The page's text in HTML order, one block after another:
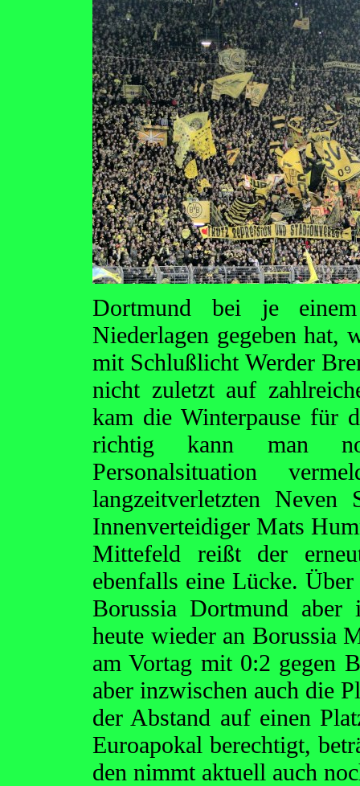
Dortmund bei je
Niederlagen gegeben hat,
mit Schlußlicht Werder
nicht zuletzt auf
kam die Winterpause für
richtig kann man
Personalsituation
langzeitverletzten
Innenverteidiger Mats
Mittefeld reißt der
ebenfalls eine Lücke. Über
Borussia Dortmund
heute wieder an Borussia
am Vortag mit 0:2 gegen
aber inzwischen auch die
der Abstand auf einen
Euroapokal berechtigt,
den nimmt aktuell auch